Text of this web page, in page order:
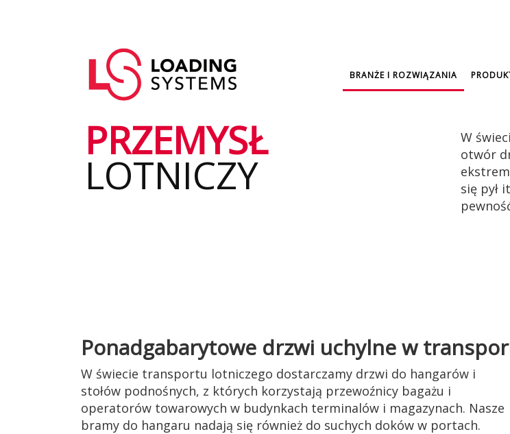
User
account
menu
Główna
nawigacja
BRANŻE I ROZWIĄZANIA
PRZEMYSŁ
LOTNICZY
W
otwór
się pył
Ponadgabarytowe drzwi uchylne w
W świecie transportu lotniczego dostarczamy drzwi do hangarów i
stołów podnośnych, z których korzystają przewoźnicy bagażu i
operatorów towarowych w budynkach terminalów i magazynach. Nasze
bramy do hangaru nadają się również do suchych doków w portach.